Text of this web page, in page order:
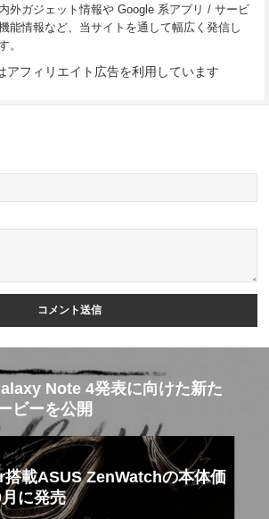
外ガジェット情報や Google 系アプリ / サービ
能情報など、当サイトを通して幅広く発信し
。
アフィリエイト広告を利用しています
Note 4発表に向けた新た
ビーを公開
載ASUS ZenWatchの本体価
に発売